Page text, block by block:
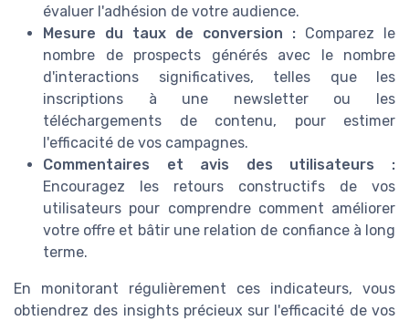
évaluer l'adhésion de votre audience.
Mesure du taux de conversion : Comparez le
nombre de prospects générés avec le nombre
d'interactions significatives, telles que les
inscriptions à une newsletter ou les
téléchargements de contenu, pour estimer
l'efficacité de vos campagnes.
Commentaires et avis des utilisateurs :
Encouragez les retours constructifs de vos
utilisateurs pour comprendre comment améliorer
votre offre et bâtir une relation de confiance à long
terme.
En monitorant régulièrement ces indicateurs, vous
obtiendrez des insights précieux sur l'efficacité de vos